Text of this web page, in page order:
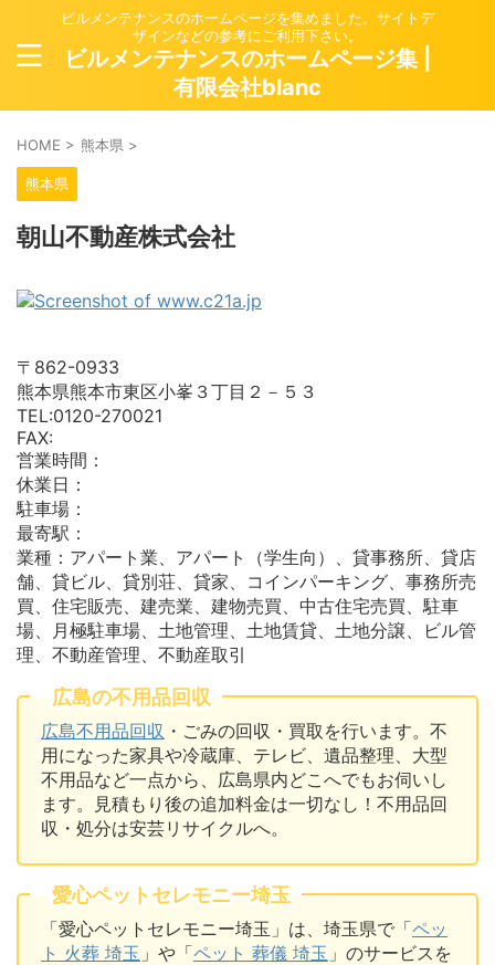
ビルメンテナンスのホームページを集めました。サイトデ
ザインなどの参考にご利用下さい。
ビルメンテナンスのホームページ集 |
有限会社blanc
HOME > 熊本県 >
熊本県
朝山不動産株式会社
〒862-0933
熊本県熊本市東区小峯３丁目２－５３
TEL:0120-270021
FAX:
営業時間：
休業日：
駐車場：
最寄駅：
業種：アパート業、アパート（学生向）、貸事務所、貸店
舗、貸ビル、貸別荘、貸家、コインパーキング、事務所売
買、住宅販売、建売業、建物売買、中古住宅売買、駐車
場、月極駐車場、土地管理、土地賃貸、土地分譲、ビル管
理、不動産管理、不動産取引
広島の不用品回収
広島不用品回収 ・ごみの回収・買取を行います。不
用になった家具や冷蔵庫、テレビ、遺品整理、大型
不用品など一点から、広島県内どこへでもお伺いし
ます。見積もり後の追加料金は一切なし！不用品回
収・処分は安芸リサイクルへ。
愛心ペットセレモニー埼玉
「愛心ペットセレモニー埼玉」は、埼玉県で「ペッ
ト 火葬 埼玉 」や「ペット 葬儀 埼玉 」のサービスを